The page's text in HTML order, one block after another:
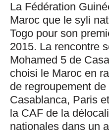
La Fédération
Maroc que le syli
Togo pour son
2015. La rencontre
Mohamed 5 de
choisi le Maroc en
de regroupement
Casablanca, Paris
la CAF de la
nationales dans un